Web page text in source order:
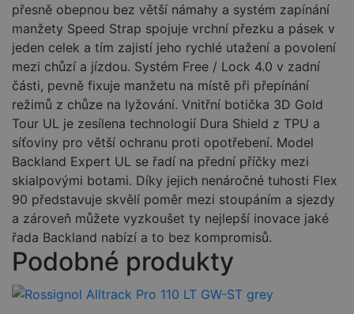
přesně obepnou bez větší námahy a systém zapínání
manžety Speed Strap spojuje vrchní přezku a pásek v
jeden celek a tím zajistí jeho rychlé utažení a povolení
mezi chůzí a jízdou. Systém Free / Lock 4.0 v zadní
části, pevně fixuje manžetu na místě při přepínání
režimů z chůze na lyžování. Vnitřní botička 3D Gold
Tour UL je zesílena technologií Dura Shield z TPU a
síťoviny pro větší ochranu proti opotřebení. Model
Backland Expert UL se řadí na přední příčky mezi
skialpovými botami. Díky jejich nenáročné tuhosti Flex
90 představuje skvělí poměr mezi stoupáním a sjezdy
a zároveň můžete vyzkoušet ty nejlepší inovace jaké
řada Backland nabízí a to bez kompromisů.
Podobné produkty